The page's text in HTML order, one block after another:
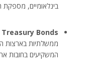
בינלאומיים, מספקת
Treasury Bonds
ממשלתיות בארצות
המשקיעים בחובות